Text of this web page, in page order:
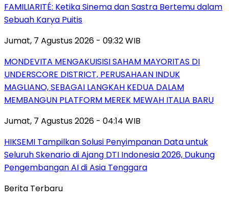
FAMILIARITÉ: Ketika Sinema dan Sastra Bertemu dalam
Sebuah Karya Puitis
Jumat, 7 Agustus 2026 - 09:32 WIB
MONDEVITA MENGAKUISISI SAHAM MAYORITAS DI
UNDERSCORE DISTRICT, PERUSAHAAN INDUK
MAGLIANO, SEBAGAI LANGKAH KEDUA DALAM
MEMBANGUN PLATFORM MEREK MEWAH ITALIA BARU
Jumat, 7 Agustus 2026 - 04:14 WIB
HIKSEMI Tampilkan Solusi Penyimpanan Data untuk
Seluruh Skenario di Ajang DTI Indonesia 2026, Dukung
Pengembangan AI di Asia Tenggara
Berita Terbaru